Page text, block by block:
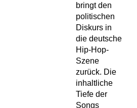
bringt den
politischen
Diskurs in
die deutsche
Hip-Hop-
Szene
zurück. Die
inhaltliche
Tiefe der
Songs